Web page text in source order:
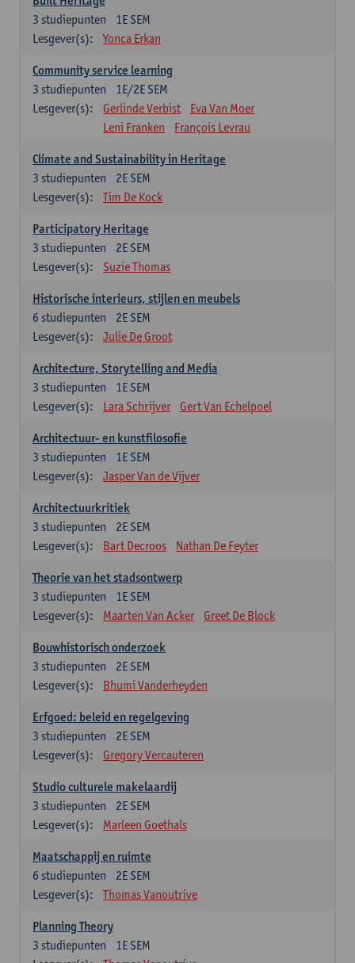
1E SEM
3 studiepunten
Lesgever(s):
Yonca Erkan
Community service learning
1E/2E SEM
3 studiepunten
Lesgever(s):
Gerlinde Verbist
Eva Van Moer
Leni Franken
François Levrau
Climate and Sustainability in Heritage
2E SEM
3 studiepunten
Lesgever(s):
Tim De Kock
Participatory Heritage
2E SEM
3 studiepunten
Lesgever(s):
Suzie Thomas
Historische interieurs, stijlen en meubels
2E SEM
6 studiepunten
Lesgever(s):
Julie De Groot
Architecture, Storytelling and Media
1E SEM
3 studiepunten
Lesgever(s):
Lara Schrijver Gert Van Echelpoel
Architectuur- en kunstfilosofie
1E SEM
3 studiepunten
Lesgever(s):
Jasper Van de Vijver
Architectuurkritiek
2E SEM
3 studiepunten
Lesgever(s):
Bart Decroos Nathan De Feyter
Theorie van het stadsontwerp
1E SEM
3 studiepunten
Lesgever(s):
Maarten Van Acker Greet De Block
Bouwhistorisch onderzoek
2E SEM
3 studiepunten
Lesgever(s):
Bhumi Vanderheyden
Erfgoed: beleid en regelgeving
2E SEM
3 studiepunten
Lesgever(s):
Gregory Vercauteren
Studio culturele makelaardij
2E SEM
3 studiepunten
Lesgever(s):
Marleen Goethals
Maatschappij en ruimte
2E SEM
6 studiepunten
Lesgever(s):
Thomas Vanoutrive
Planning Theory
1E SEM
3 studiepunten